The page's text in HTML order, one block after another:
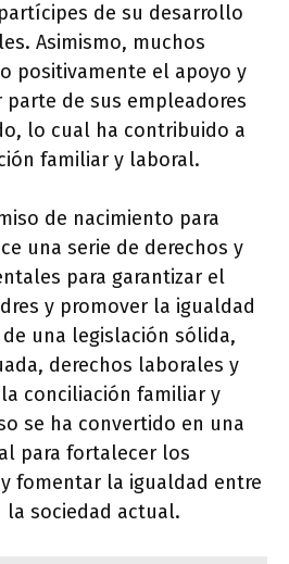
de su desarrollo
Asimismo, muchos
positivamente el apoyo y
de sus empleadores
lo cual ha contribuido a
familiar y laboral.
de nacimiento para
una serie de derechos y
para garantizar el
y promover la igualdad
una legislación sólida,
derechos laborales y
conciliación familiar y
se ha convertido en una
para fortalecer los
fomentar la igualdad entre
la sociedad actual.